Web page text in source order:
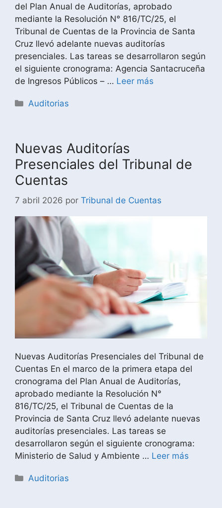
del Plan Anual de Auditorías, aprobado
mediante la Resolución N° 816/TC/25, el
Tribunal de Cuentas de la Provincia de Santa
Cruz llevó adelante nuevas auditorías
presenciales. Las tareas se desarrollaron según
el siguiente cronograma: Agencia Santacruceña
de Ingresos Públicos – … Leer más
Auditorias
Nuevas Auditorías
Presenciales del Tribunal de
Cuentas
7 abril 2026 por Tribunal de Cuentas
Nuevas Auditorías Presenciales del Tribunal de
Cuentas En el marco de la primera etapa del
cronograma del Plan Anual de Auditorías,
aprobado mediante la Resolución N°
816/TC/25, el Tribunal de Cuentas de la
Provincia de Santa Cruz llevó adelante nuevas
auditorías presenciales. Las tareas se
desarrollaron según el siguiente cronograma:
Ministerio de Salud y Ambiente … Leer más
Auditorias